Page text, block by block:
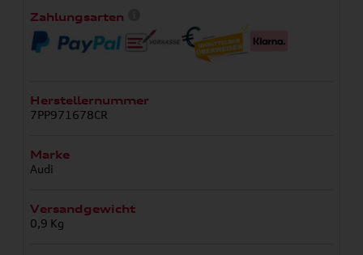
Zahlungsarten
Herstellernummer
7PP971678CR
Marke
Audi
Versandgewicht
0,9 Kg